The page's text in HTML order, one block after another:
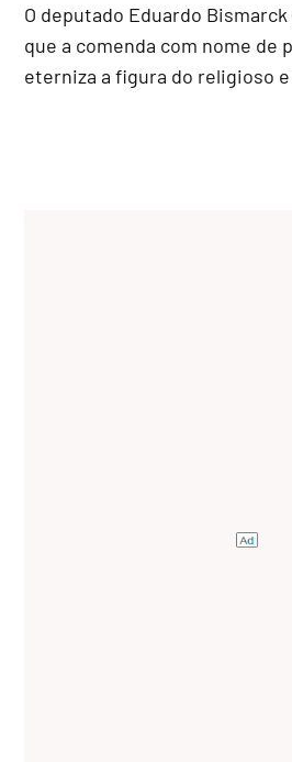
O deputado Eduardo
que a comenda com nome de
eterniza a figura do religioso